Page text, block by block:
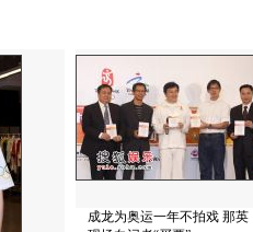
成龙为奥运一年不拍戏 那英